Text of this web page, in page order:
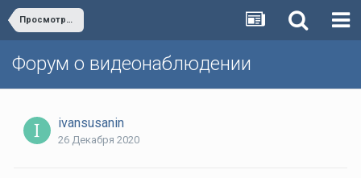
Просмотра онлайн-видео
Форум о видеонаблюдении
ivansusanin
26 Декабря 2020